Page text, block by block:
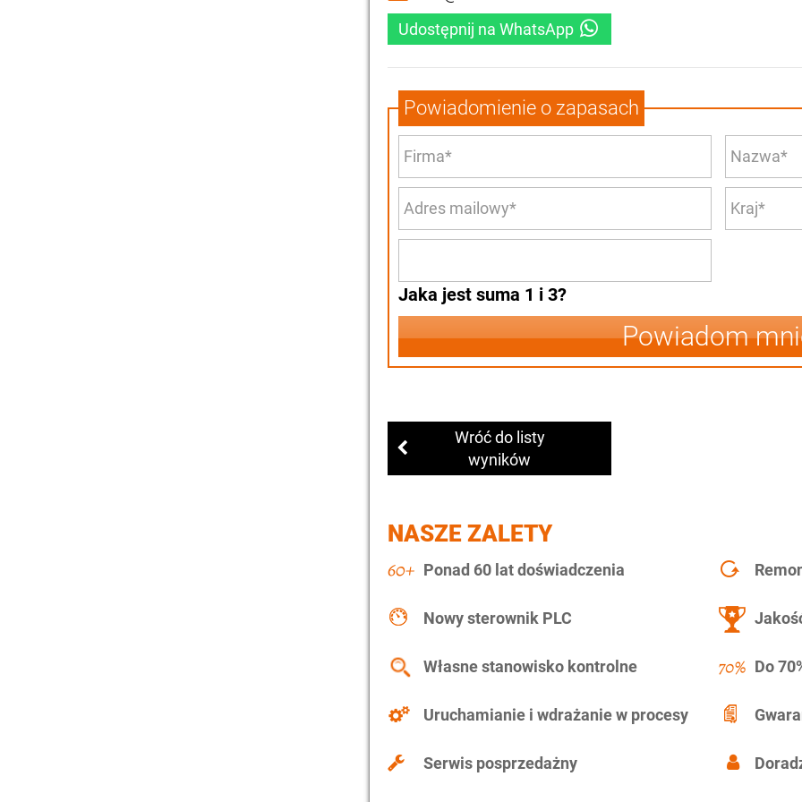
Udostępnij na WhatsApp
Powiadomienie o zapasach
Jaka jest suma 1 i 3?
Powiadom
Wróć do listy
wyników
NASZE ZALETY
Ponad 60 lat doświadczenia
Nowy sterownik PLC
Własne stanowisko kontrolne Do
Uruchamianie i wdrażanie w procesy
Serwis posprzedażny